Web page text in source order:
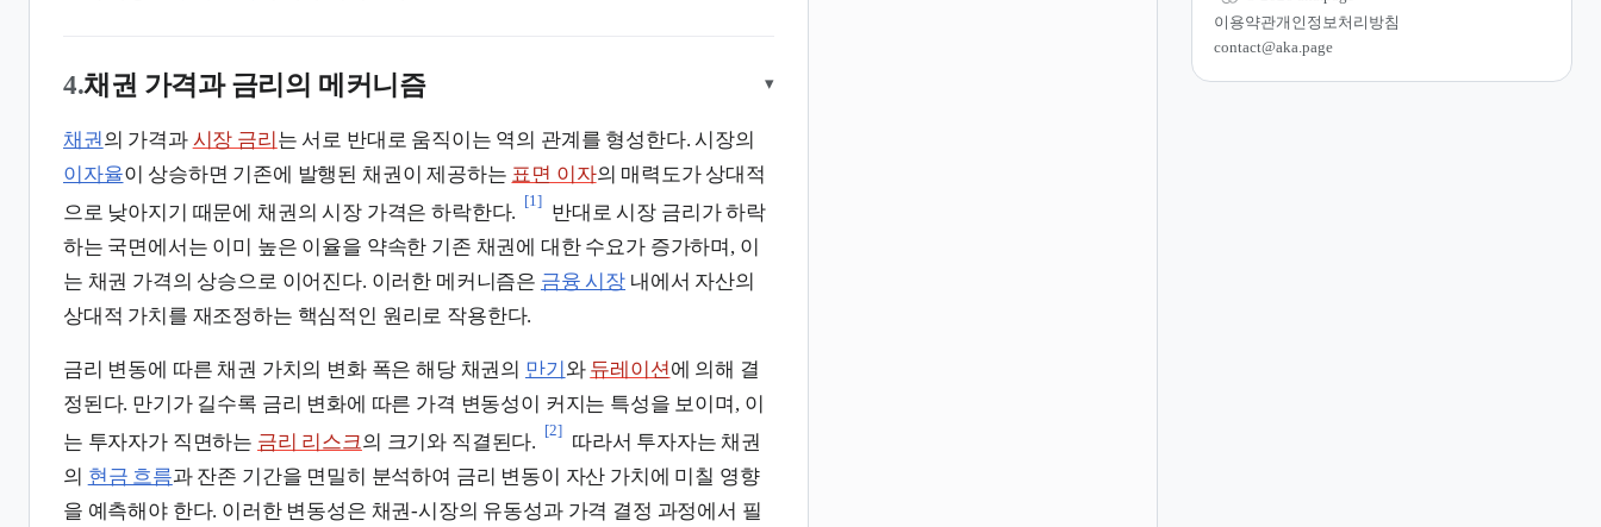
4.채권 가격과 금리의 메커니즘 ▾
채권 의 가격과 시장 금리 는 서로 반대로 움직이는 역의 관계를 형성한다. 시장의
이자율이 상승하면 기존에 발행된 채권이 제공하는 표면 이자의 매력도가 상대적
으로 낮아지기 때문에 채권의 시장 가격은 하락한다.
[1]
반대로 시장 금리가 하락
하는 국면에서는 이미 높은 이율을 약속한 기존 채권에 대한 수요가 증가하며, 이
는 채권 가격의 상승으로 이어진다. 이러한 메커니즘은 금융 시장 내에서 자산의
상대적 가치를 재조정하는 핵심적인 원리로 작용한다.
금리 변동에 따른 채권 가치의 변화 폭은 해당 채권의 만기 와 듀레이션에 의해 결
정된다. 만기가 길수록 금리 변화에 따른 가격 변동성이 커지는 특성을 보이며, 이
는 투자자가 직면하는 금리 리스크의 크기와 직결된다.
[2]
따라서 투자자는 채권
의 현금 흐름과 잔존 기간을 면밀히 분석하여 금리 변동이 자산 가치에 미칠 영향
을 예측해야 한다. 이러한 변동성은 채권-시장의 유동성과 가격 결정 과정에서 필
이용약관개인정보처리방침
contact@aka.page